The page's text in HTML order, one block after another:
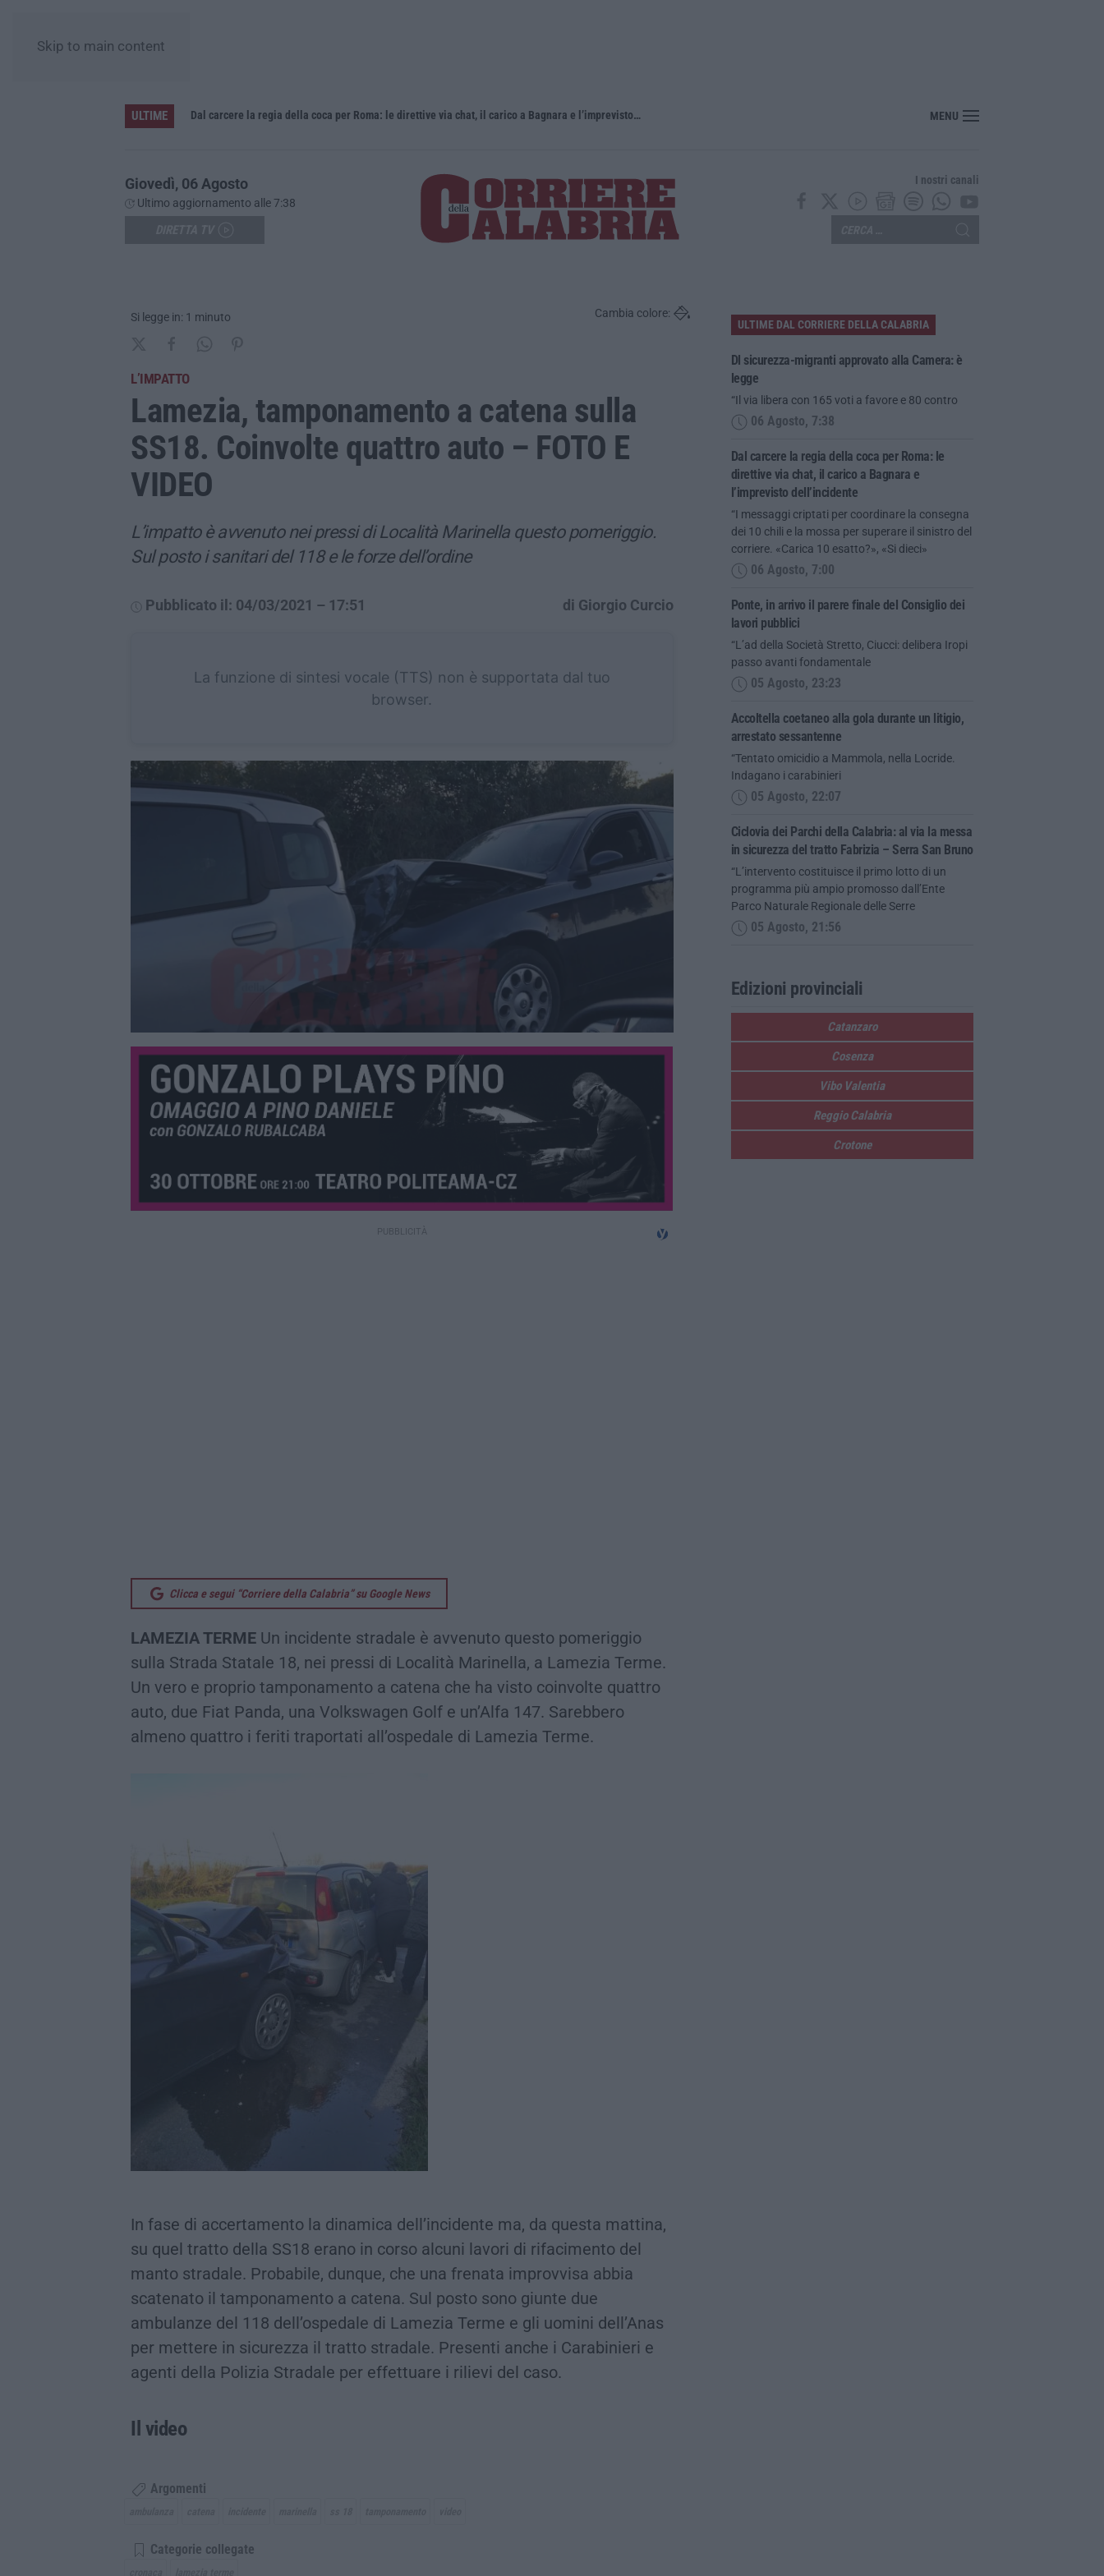
Skip to main content
ULTIME Dal carcere la regia della coca per Roma: le direttive via chat, il carico a Bagnara e l’imprevisto dell’incidente Ponte, in arrivo il parere finale del Consiglio dei lavori pubblici
MENU
Giovedì, 06 Agosto
Ultimo aggiornamento alle 7:38
I nostri canali
Si legge in: 1 minuto Cambia colore:
L’IMPATTO
Lamezia, tamponamento a catena sulla
SS18. Coinvolte quattro auto – FOTO E
VIDEO
L’impatto è avvenuto nei pressi di Località Marinella questo pomeriggio.
Sul posto i sanitari del 118 e le forze dell’ordine
Pubblicato il: 04/03/2021 – 17:51 di Giorgio Curcio
La funzione di sintesi vocale (TTS) non è supportata dal tuo
browser.
Clicca e segui “Corriere della Calabria” su Google News
LAMEZIA TERME Un incidente stradale è avvenuto questo pomeriggio
sulla Strada Statale 18, nei pressi di Località Marinella, a Lamezia Terme.
Un vero e proprio tamponamento a catena che ha visto coinvolte quattro
auto, due Fiat Panda, una Volkswagen Golf e un’Alfa 147. Sarebbero
almeno quattro i feriti traportati all’ospedale di Lamezia Terme.
In fase di accertamento la dinamica dell’incidente ma, da questa mattina,
su quel tratto della SS18 erano in corso alcuni lavori di rifacimento del
manto stradale. Probabile, dunque, che una frenata improvvisa abbia
scatenato il tamponamento a catena. Sul posto sono giunte due
ambulanze del 118 dell’ospedale di Lamezia Terme e gli uomini dell’Anas
per mettere in sicurezza il tratto stradale. Presenti anche i Carabinieri e
agenti della Polizia Stradale per effettuare i rilievi del caso.
Il video
Argomenti
Categorie collegate
ULTIME DAL CORRIERE DELLA CALABRIA
Dl sicurezza-migranti approvato alla Camera: è
legge
“Il via libera con 165 voti a favore e 80 contro
06 Agosto, 7:38
Dal carcere la regia della coca per Roma: le
direttive via chat, il carico a Bagnara e
l’imprevisto dell’incidente
“I messaggi criptati per coordinare la consegna
dei 10 chili e la mossa per superare il sinistro del
corriere. «Carica 10 esatto?», «Si dieci»
06 Agosto, 7:00
Ponte, in arrivo il parere finale del Consiglio dei
lavori pubblici
“L’ad della Società Stretto, Ciucci: delibera Iropi
passo avanti fondamentale
05 Agosto, 23:23
Accoltella coetaneo alla gola durante un litigio,
arrestato sessantenne
“Tentato omicidio a Mammola, nella Locride.
Indagano i carabinieri
05 Agosto, 22:07
Ciclovia dei Parchi della Calabria: al via la messa
in sicurezza del tratto Fabrizia – Serra San Bruno
“L’intervento costituisce il primo lotto di un
programma più ampio promosso dall’Ente
Parco Naturale Regionale delle Serre
05 Agosto, 21:56
Edizioni provinciali
Catanzaro
Cosenza
Vibo Valentia
Reggio Calabria
Crotone